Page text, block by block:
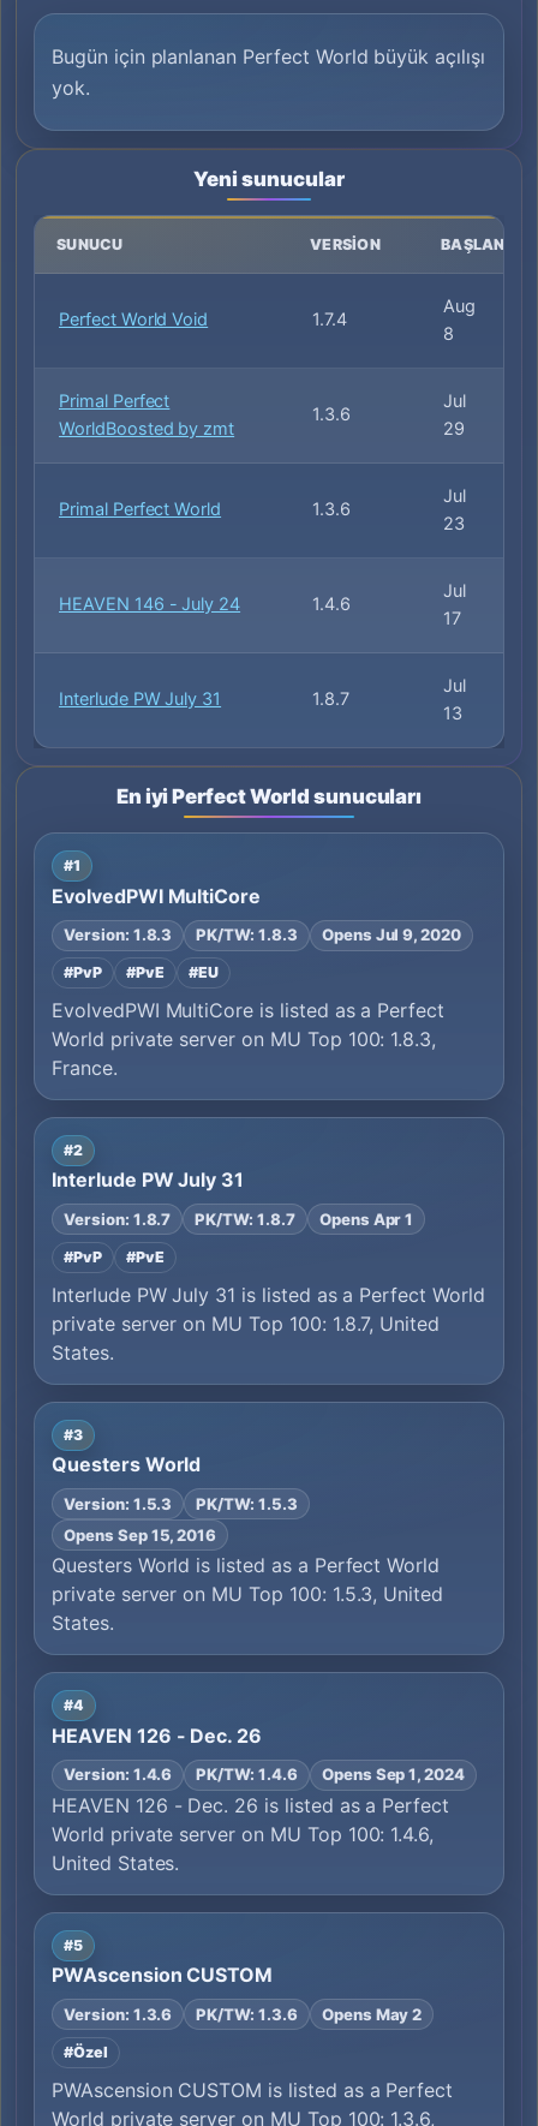
Bugün için planlanan Perfect World büyük açılışı
yok.
Yeni sunucular
SUNUCU VERSION BAŞLANGIÇ
Perfect World Void 1.7.4
Aug
8
Primal Perfect
WorldBoosted by zmt
1.3.6
Jul
29
Primal Perfect World 1.3.6
Jul
23
HEAVEN 146 - July 24 1.4.6
Jul
17
Interlude PW July 31 1.8.7
Jul
13
En iyi Perfect World sunucuları
#1
EvolvedPWI MultiCore
Version: 1.8.3 PK/TW: 1.8.3 Opens Jul 9, 2020
#PvP #PvE #EU
EvolvedPWI MultiCore is listed as a Perfect
World private server on MU Top 100: 1.8.3,
France.
#2
Interlude PW July 31
Version: 1.8.7 PK/TW: 1.8.7 Opens Apr 1
#PvP #PvE
Interlude PW July 31 is listed as a Perfect World
private server on MU Top 100: 1.8.7, United
States.
#3
Questers World
Version: 1.5.3
PK/TW: 1.5.3
Opens Sep 15, 2016
Questers World is listed as a Perfect World
private server on MU Top 100: 1.5.3, United
States.
#4
HEAVEN 126 - Dec. 26
Version: 1.4.6 PK/TW: 1.4.6 Opens Sep 1, 2024
HEAVEN 126 - Dec. 26 is listed as a Perfect
World private server on MU Top 100: 1.4.6,
United States.
#5
PWAscension CUSTOM
Version: 1.3.6 PK/TW: 1.3.6 Opens May 2
#Özel
PWAscension CUSTOM is listed as a Perfect
World private server on MU Top 100: 1.3.6,